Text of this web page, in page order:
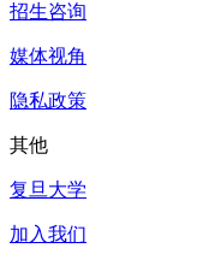
招生咨询
媒体视角
隐私政策
其他
复旦大学
加入我们